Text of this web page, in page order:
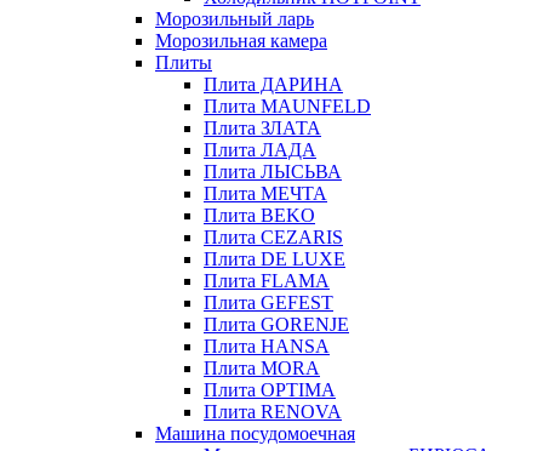
Морозильный ларь
Морозильная камера
Плиты
Плита ДАРИНА
Плита MAUNFELD
Плита ЗЛАТА
Плита ЛАДА
Плита ЛЫСЬВА
Плита МЕЧТА
Плита BEKO
Плита CEZARIS
Плита DE LUXE
Плита FLAMA
Плита GEFEST
Плита GORENJE
Плита HANSA
Плита MORA
Плита OPTIMA
Плита RENOVA
Машина посудомоечная